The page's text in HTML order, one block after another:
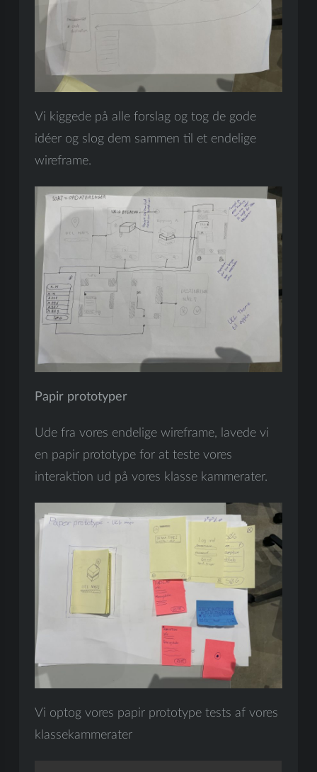
Vi kiggede på alle forslag og tog de gode
idéer og slog dem sammen til et endelige
wireframe.
Papir prototyper
Ude fra vores endelige wireframe, lavede vi
en papir prototype for at teste vores
interaktion ud på vores klasse kammerater.
Vi optog vores papir prototype tests af vores
klassekammerater